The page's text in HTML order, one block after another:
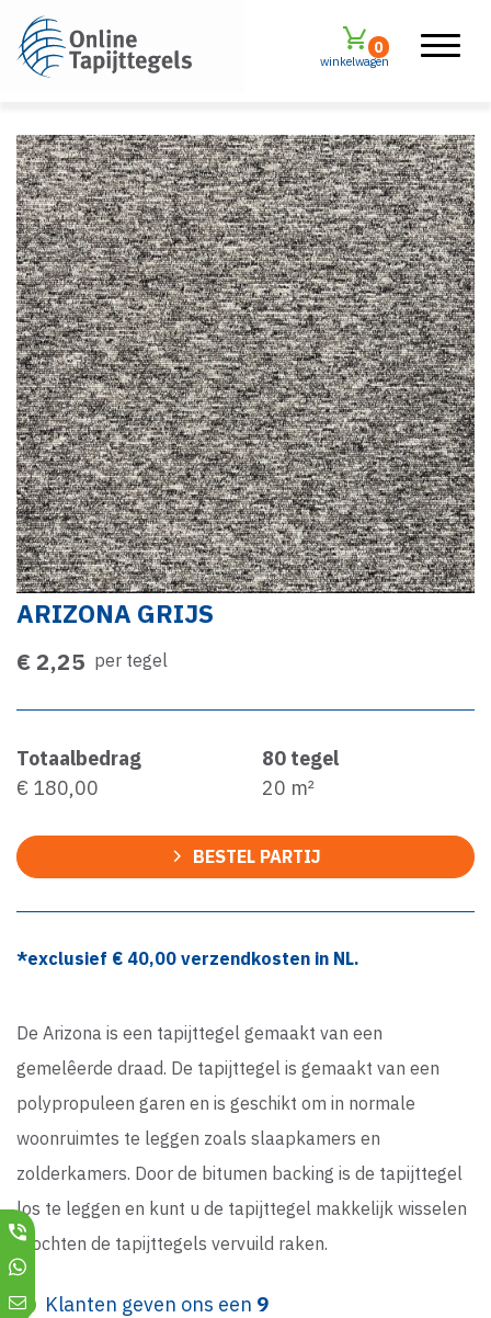
winkelwagen
0
ARIZONA GRIJS
€ 2,25 per tegel
Totaalbedrag
€ 180,00
80 tegel
20 m²
BESTEL PARTIJ
*exclusief € 40,00 verzendkosten in NL.
De Arizona is een tapijttegel gemaakt van een
gemelêerde draad. De tapijttegel is gemaakt van een
polypropuleen garen en is geschikt om in normale
woonruimtes te leggen zoals slaapkamers en
zolderkamers. Door de bitumen backing is de tapijttegel
los te leggen en kunt u de tapijttegel makkelijk wisselen
mochten de tapijttegels vervuild raken.
Klanten geven ons een 9